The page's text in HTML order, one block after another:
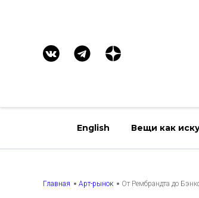
English Вещи как
Главная Арт-рынок От Рембрандта до